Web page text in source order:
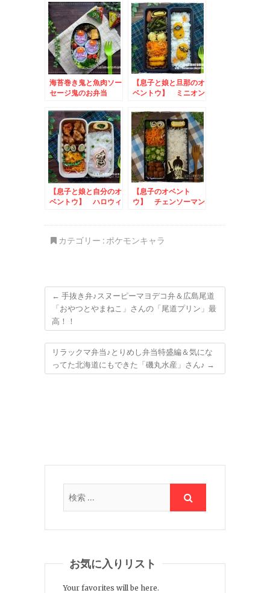
海苔巻き鬼と魚肉ソー
セージ鬼のお弁当
【息子と娘と旦那のオ
ベントウ】 ミニオン
【息子と娘と自分のオ
ベントウ】 ハロウィ
【息子のオベント
ウ】 チェンソーマン
カテゴリー : ポケモンキャラ
← 手抜き弁♪スヌーピーマヨデコ弁＆広島尾道
「おやつとやまねこ」さんの「尾道プリン」最
高！！
リラックマ弁当♪とりめし弁当特盛編＆気にな
ってた北海道にもできた「磯丸水産」さん♪ →
お気に入りリスト
Your favorites will be here.